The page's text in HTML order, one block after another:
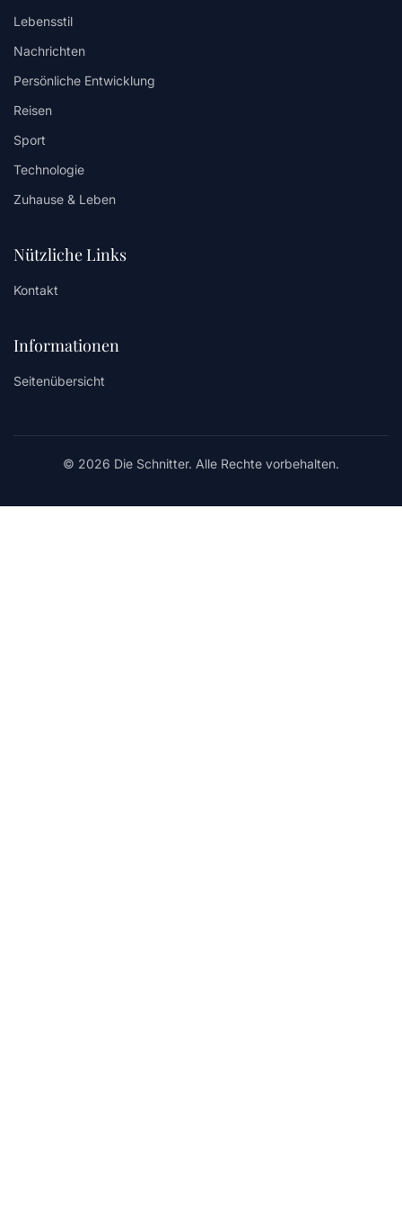
Lebensstil
Nachrichten
Persönliche Entwicklung
Reisen
Sport
Technologie
Zuhause & Leben
Nützliche Links
Kontakt
Informationen
Seitenübersicht
© 2026 Die Schnitter. Alle Rechte vorbehalten.